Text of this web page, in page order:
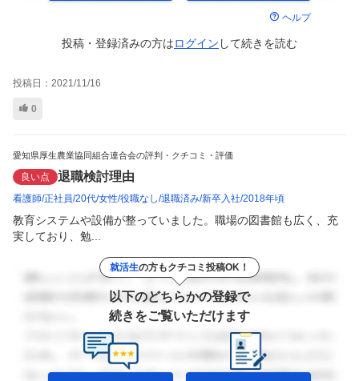
ヘルプ
投稿・登録済みの方はログイン して続きを読む
投稿日： 2021/11/16
0
愛知県厚生農業協同組合連合会の評判・クチコミ・評価
良い点 退職検討理由
看護師 正社員 20代 女性 役職なし 退職済み 新卒入社 2018年頃
教育システムや設備が整っていました。職場の図書館も広く、充
実しており、勉...
就活生の方もクチコミ投稿OK！
以下のどちらかの登録で
続きをご覧いただけます